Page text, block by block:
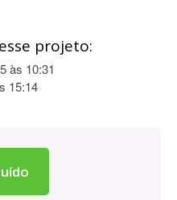
projeto:
às 10:31
15:14